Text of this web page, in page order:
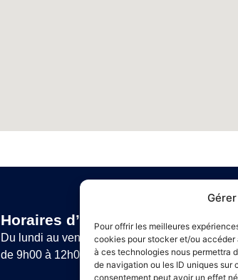
Pour offrir les meilleures
cookies pour stocker et/ou
à ces technologies nous permettra
de navigation ou les ID uniques sur
consentement peut avoir un effet
Horaires d’ouverture
Du lundi au vendredi :
de 9h00 à 12h00 et de 14h00 à 16h00